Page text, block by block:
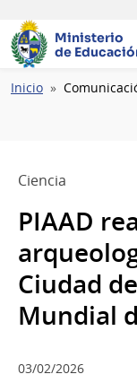
Ministerio
de
Ruta
Inicio
Ciencia
PIAAD
Ciudad
Mundial
03/02/2026